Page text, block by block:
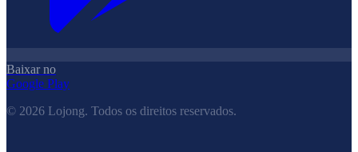
Baixar no
Google Play
© 2026 Lojong. Todos os direitos reservados.